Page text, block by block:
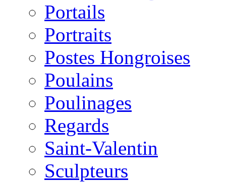
Portails
Portraits
Postes Hongroises
Poulains
Poulinages
Regards
Saint-Valentin
Sculpteurs